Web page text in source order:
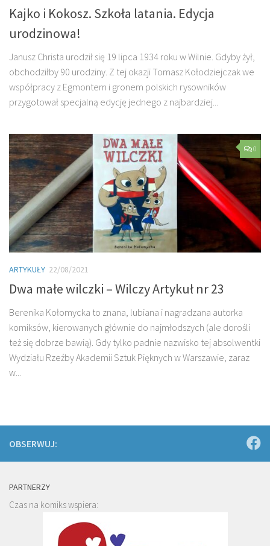
Kajko i Kokosz. Szkoła latania. Edycja
urodzinowa!
Janusz Christa urodził się 19 lipca 1934 roku w Wilnie. Gdyby żył,
obchodziłby 90 urodziny. Z tej okazji Tomasz Kołodziejczak we
współpracy z Egmontem i gronem polskich rysowników
przygotował specjalną edycję jednego z najbardziej...
0
ARTYKUŁY 22/08/2021
Dwa małe wilczki – Wilczy Artykuł nr 23
Berenika Kołomycka to znana, lubiana i nagradzana autorka
komiksów, kierowanych głównie do najmłodszych (ale dorośli
też się dobrze bawią). Gdy tylko padnie nazwisko tej absolwentki
Wydziału Rzeźby Akademii Sztuk Pięknych w Warszawie, zaraz
w...
OBSERWUJ:
PARTNERZY
Czas na komiks wspiera: